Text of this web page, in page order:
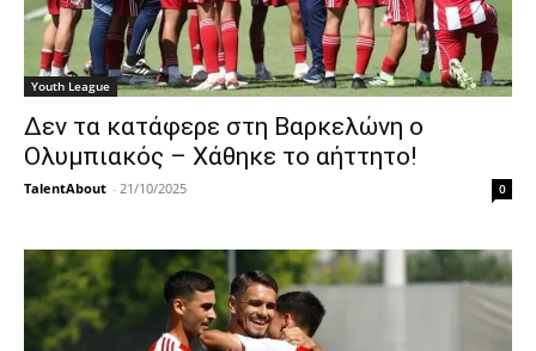
Youth League
Δεν τα κατάφερε στη Βαρκελώνη ο
Ολυμπιακός – Χάθηκε το αήττητο!
TalentAbout - 21/10/2025 0